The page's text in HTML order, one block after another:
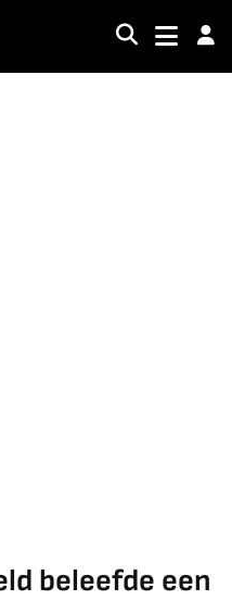
beleefde een